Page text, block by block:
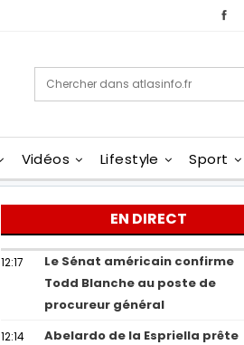
Vidéos Lifestyle Sport
EN DIRECT
12:17
Le Sénat américain confirme
Todd Blanche au poste de
procureur général
12:14
Abelardo de la Espriella prête